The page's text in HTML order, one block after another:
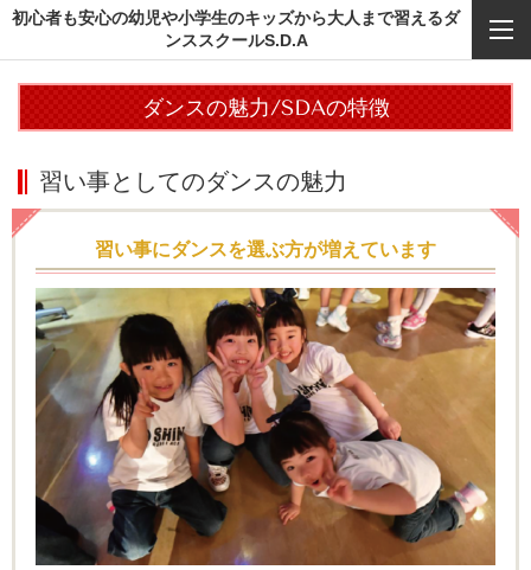
初心者も安心の幼児や小学生のキッズから大人まで習えるダ
ンススクールS.D.A
ダンスの魅力/SDAの特徴
習い事としてのダンスの魅力
習い事にダンスを選ぶ方が増えています